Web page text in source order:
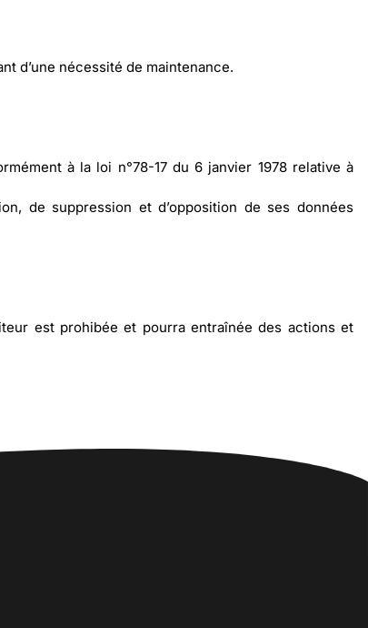
d’une nécessité de maintenance.
à la loi n°78-17 du 6 janvier 1978 relative à
de suppression et d’opposition de ses données
est prohibée et pourra entraînée des actions et